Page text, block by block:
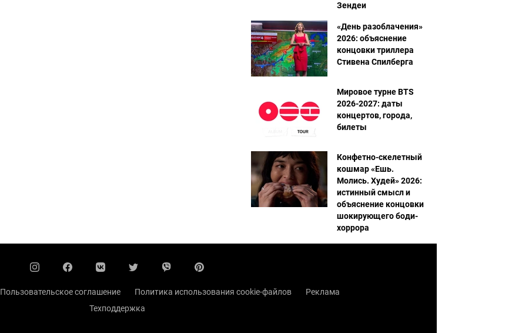
Зендеи
«День разоблачения»
2026: объяснение
концовки триллера
Стивена Спилберга
Мировое турне BTS
2026-2027: даты
концертов, города,
билеты
Конфетно-скелетный
кошмар «Ешь.
Молись. Худей» 2026:
истинный смысл и
объяснение концовки
шокирующего боди-
хоррора
Пользовательское соглашение Политика использования cookie-файлов
Реклама
Техподдержка